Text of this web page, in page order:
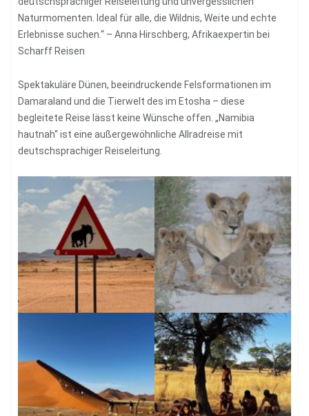
Naturmomenten. Ideal für alle, die Wildnis, Weite und echte
Erlebnisse suchen.“ – Anna Hirschberg, Afrikaexpertin bei
Scharff Reisen
Spektakuläre Dünen, beeindruckende Felsformationen im
Damaraland und die Tierwelt des im Etosha – diese
begleitete Reise lässt keine Wünsche offen. „Namibia
hautnah“ ist eine außergewöhnliche Allradreise mit
deutschsprachiger Reiseleitung.